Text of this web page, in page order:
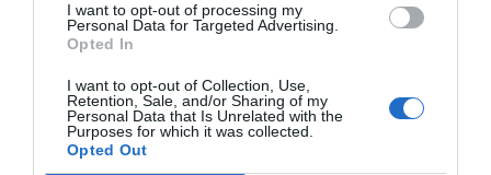
I want to opt-out of processing my
Personal Data for Targeted Advertising.
Opted In
I want to opt-out of Collection, Use,
Retention, Sale, and/or Sharing of my
Personal Data that Is Unrelated with the
Purposes for which it was collected.
Opted Out
Författare:Henrik
Mattsson
Jag är matskribent samt kock
med en fil. kand i
Måltidsvetenskap från